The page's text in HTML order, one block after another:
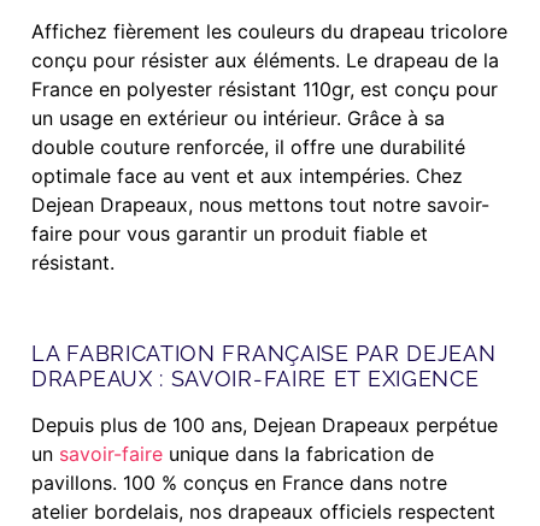
Affichez fièrement les couleurs du drapeau tricolore
conçu pour résister aux éléments. Le drapeau de la
France en polyester résistant 110gr, est conçu pour
un usage en extérieur ou intérieur. Grâce à sa
double couture renforcée, il offre une durabilité
optimale face au vent et aux intempéries. Chez
Dejean Drapeaux, nous mettons tout notre savoir-
faire pour vous garantir un produit fiable et
résistant.
LA FABRICATION FRANÇAISE PAR DEJEAN
DRAPEAUX : SAVOIR-FAIRE ET EXIGENCE
Depuis plus de 100 ans, Dejean Drapeaux perpétue
un savoir-faire unique dans la fabrication de
pavillons. 100 % conçus en France dans notre
atelier bordelais, nos drapeaux officiels respectent